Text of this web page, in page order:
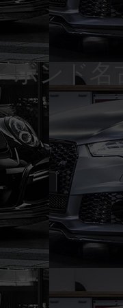
ボンド名